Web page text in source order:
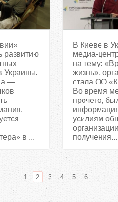
развитию
Украины.
—
в ...
В Киеве в
медиа-
на тему:
жизнь»,
стала ОО
Во время
прочего,
усилиям
получения...
1 2 3 4 5 6